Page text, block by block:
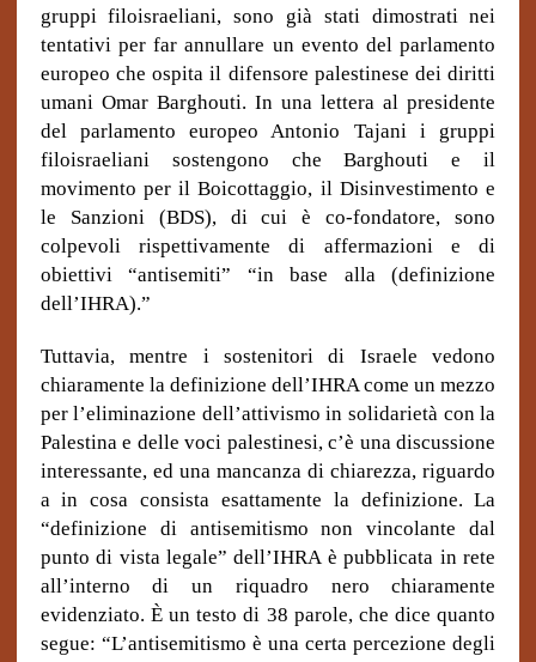
gruppi filoisraeliani, sono già stati dimostrati nei
tentativi per far annullare un evento del parlamento
europeo che ospita il difensore palestinese dei diritti
umani Omar Barghouti. In una lettera al presidente
del parlamento europeo Antonio Tajani i gruppi
filoisraeliani sostengono che Barghouti e il
movimento per il Boicottaggio, il Disinvestimento e
le Sanzioni (BDS), di cui è co-fondatore, sono
colpevoli rispettivamente di affermazioni e di
obiettivi “antisemiti” “in base alla (definizione
dell’IHRA).”
Tuttavia, mentre i sostenitori di Israele vedono
chiaramente la definizione dell’IHRA come un mezzo
per l’eliminazione dell’attivismo in solidarietà con la
Palestina e delle voci palestinesi, c’è una discussione
interessante, ed una mancanza di chiarezza, riguardo
a in cosa consista esattamente la definizione. La
“definizione di antisemitismo non vincolante dal
punto di vista legale” dell’IHRA è pubblicata in rete
all’interno di un riquadro nero chiaramente
evidenziato. È un testo di 38 parole, che dice quanto
segue: “L’antisemitismo è una certa percezione degli